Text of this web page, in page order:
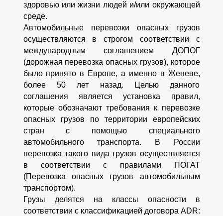
здоровью или жизни людей и/или окружающей
среде.
Автомобильные перевозки опасных грузов
осуществляются в строгом соответствии с
международным соглашением ДОПОГ
(дорожная перевозка опасных грузов), которое
было принято в Европе, а именно в Женеве,
более 50 лет назад. Целью данного
соглашения является установка правил,
которые обозначают требования к перевозке
опасных грузов по территории европейских
стран с помощью специального
автомобильного транспорта. В России
перевозка такого вида грузов осуществляется
в соответствии с правилами ПОГАТ
(Перевозка опасных грузов автомобильным
транспортом).
Грузы делятся на классы опасности в
соответствии с классификацией договора ADR: